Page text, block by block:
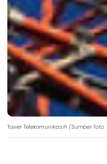
Tower Telekomunikasih (Sumber foto